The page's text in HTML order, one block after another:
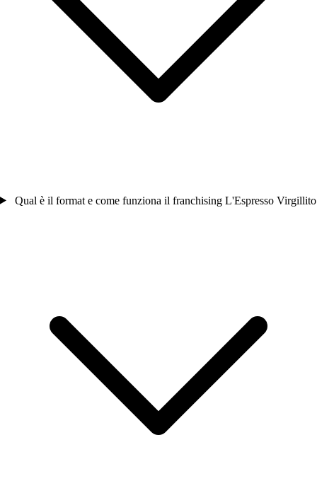
Qual è il format e come funziona il franchising L'Espresso Virgillito